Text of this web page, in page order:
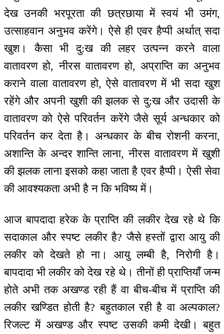
देख उनकी भरपूरता की छत्रछाया में स्वयं भी उमंग,
उत्साहवान अनुभव करेंगे। ऐसे ही एवर हैप्पी अर्थात् सदा
खुश। कैसा भी दु:ख की लहर उत्पन्न करने वाला
वातावरण हो, नीरस वातावरण हो, अप्राप्ति का अनुभव
कराने वाला वातावरण हो, ऐसे वातावरण में भी सदा खुश
रहेंगे और अपनी खुशी की झलक से दु:ख और उदासी के
वातावरण को ऐसे परिवर्तन करेंगे जैसे सूर्य अन्धकार को
परिवर्तन कर देता है। अन्धकार के बीच रोशनी करना,
अशान्ति के अन्दर शान्ति लाना, नीरस वातावरण में खुशी
की झलक लाना इसको कहा जाता है एवर हैप्पी। ऐसी सेवा
की आवश्यकता अभी है न कि भविष्य में।
आज बापदादा हरेक के प्राप्ति की लकीर देख रहे थे कि
सदाकाल और स्पष्ट लकीर है? जैसे हस्तों द्वारा आयु की
लकीर को देखते हो ना। आयु लम्बी है, निरोगी है।
बापदादा भी लकीर को देख रहे थे। तीनों ही प्राप्तियाँ जन्म
होते अभी तक अखण्ड रही हैं वा बीच-बीच में प्राप्ति की
लकीर खण्डित होती है? बहुतकाल रही है वा अल्पकाल?
रिजल्ट में अखण्ड और स्पष्ट उसकी कमी देखी। बहुत